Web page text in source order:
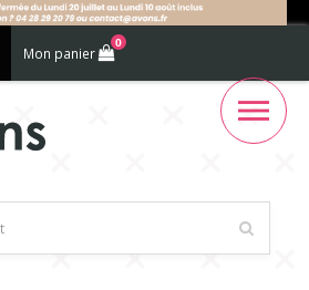
Mon panier
0